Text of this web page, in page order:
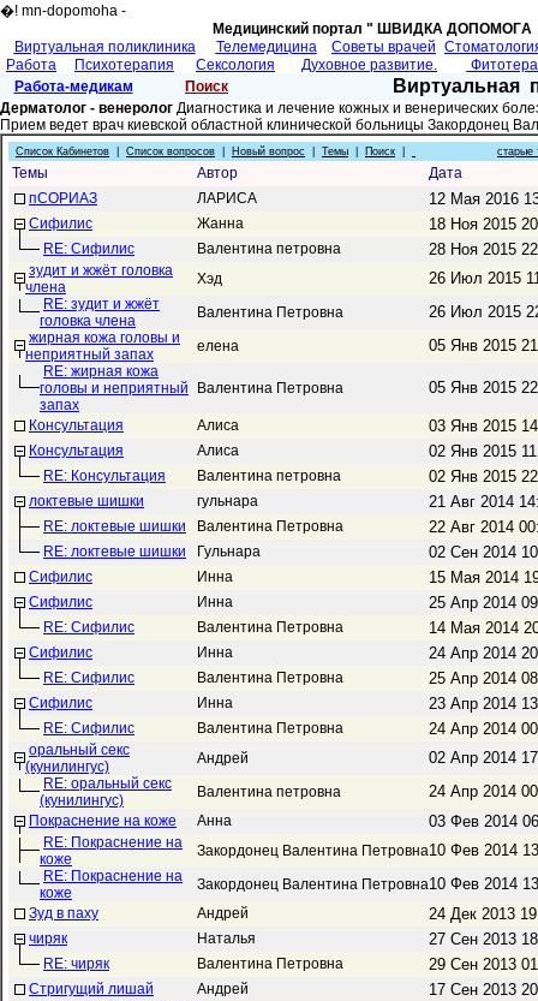
�! mn-dopomoha -
Медицинский портал " ШВИДКА
Виртуальная поликлиника
Телемедицина Советы врачей
Работа
Психотерапия Сексология Духовное развитие.
Работа-медикам
Поиск Виртуальная
Дерматолог - венеролог Диагностика и лечение кожных и венерических
Прием ведет врач киевской областной клинической больницы Закордонец
Список Кабинетов Список вопросов Новый вопрос Темы Поиск старые
Темы Автор
Дата
пСОРИАЗ
ЛАРИСА 12 Мая 2016
Сифилис Жанна 18 Ноя 2015
RE: Сифилис Валентина петровна 28 Ноя 2015
зудит и жжёт головка
члена
Хэд 26 Июл 2015
RE: зудит и жжёт
головка члена
Валентина Петровна 26 Июл 2015
жирная кожа головы и
неприятный запах
елена 05 Янв 2015
RE: жирная кожа
головы и неприятный
запах
Валентина Петровна 05 Янв 2015
Консультация Алиса 03 Янв 2015
Консультация Алиса 02 Янв 2015
RE: Консультация Валентина петровна 02 Янв 2015
локтевые шишки гульнара 21 Авг 2014
RE: локтевые шишки Валентина Петровна 22 Авг 2014
RE: локтевые шишки Гульнара 02 Сен 2014
Сифилис Инна 15 Мая 2014
Сифилис Инна 25 Апр 2014
RE: Сифилис Валентина Петровна 14 Мая 2014
Сифилис Инна 24 Апр 2014
RE: Сифилис Валентина Петровна 25 Апр 2014
Сифилис Инна 23 Апр 2014
RE: Сифилис Валентина Петровна 24 Апр 2014
оральный секс
(кунилингус)
Андрей 02 Апр 2014
RE: оральный секс
(кунилингус)
Валентина петровна 24 Апр 2014
Покраснение на коже Анна 03 Фев 2014
RE: Покраснение на
коже
Закордонец Валентина Петровна10 Фев 2014
RE: Покраснение на
коже
Закордонец Валентина Петровна10 Фев 2014
Зуд в паху Андрей 24 Дек 2013
чиряк Наталья 27 Сен 2013
RE: чиряк Валентина Петровна 29 Сен 2013
Стригущий лишай Андрей 17 Сен 2013